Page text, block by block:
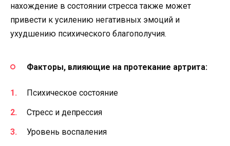
нахождение в состоянии стресса также может
привести к усилению негативных эмоций и
ухудшению психического благополучия.
Факторы, влияющие на протекание артрита:
Психическое состояние
Стресс и депрессия
Уровень воспаления